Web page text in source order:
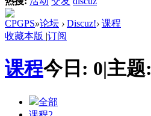
CPGPS»论坛 › Discuz!› 课程
收藏本版 |订阅
课程今日: 0|主题:
全部